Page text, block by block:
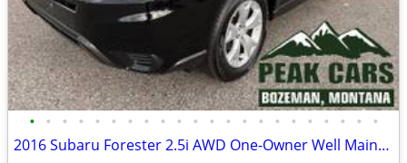
• • • • • • • • • • • • • • • • • • • • • •
2016 Subaru Forester 2.5i AWD One-Owner Well Maintained